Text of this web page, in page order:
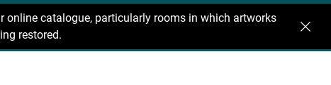
catalogue, particularly rooms in which artworks
restored.